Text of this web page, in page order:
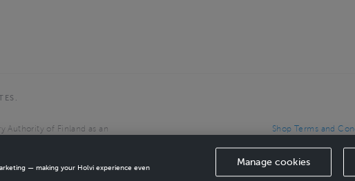
Authority of Finland as an
Shop Terms and
— making your Holvi experience even
Manage cookies